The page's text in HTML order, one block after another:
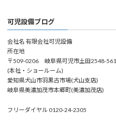
可児設備ブログ
会社名 有限会社可児設備
所在地
〒509-0206 岐阜県可児市土田2548-561
(本社・ショールーム)
愛知県犬山市羽黒古市場(犬山支店)
岐阜県美濃加茂市本郷町(美濃加茂店)
フリーダイヤル 0120-24-2305